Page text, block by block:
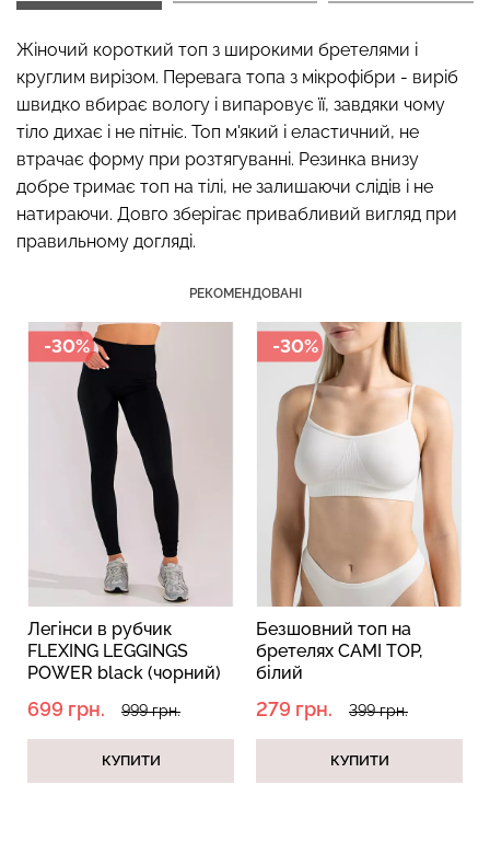
Жіночий короткий топ з широкими бретелями і
круглим вирізом. Перевага топа з мікрофібри - виріб
швидко вбирає вологу і випаровує її, завдяки чому
тіло дихає і не пітніє. Топ м'який і еластичний, не
втрачає форму при розтягуванні. Резинка внизу
добре тримає топ на тілі, не залишаючи слідів і не
натираючи. Довго зберігає привабливий вигляд при
правильному догляді.
РЕКОМЕНДОВАНІ
-30%
Легінси в рубчик
FLEXING LEGGINGS
POWER black (чорний)
699 грн. 999 грн.
КУПИТИ
-30%
Безшовний топ на
бретелях CAMI TOP,
білий
279 грн. 399 грн.
КУПИТИ
Топ на бретелях в рубчик
CAMI TOP RIB black
(чорний) Giulia
299 грн.499 грн.
Безшовні стрінги STRING
BRIEFS (чорний) Giulia
179 грн.299 грн.
Топ на бретелях в рубчик
CAMI TOP RIB white (білий)
Giulia
299 грн.499 грн.
Безшовний топ на
бретелях CAMI TOP
(білий) Giulia
279 грн.